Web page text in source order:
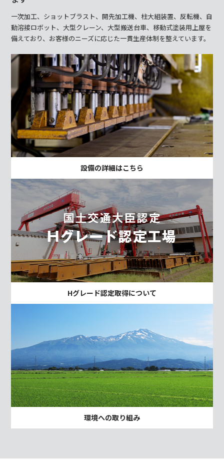
一次加工、ショットブラスト、開先加工機、柱大組装置、反転機、自
動溶接ロボット、大型クレーン、大型搬送台車、移動式塗装用上屋を
備えており、お客様のニーズに応じた一貫生産体制を整えています。
設備の詳細はこちら
Hグレード認定取得について
環境への取り組み